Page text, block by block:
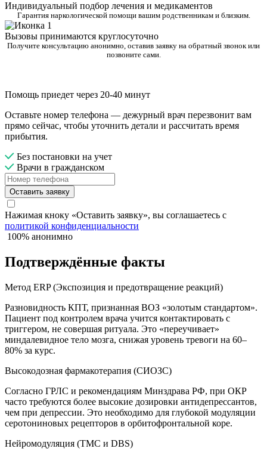
Индивидуальный подбор лечения и медикаментов
Гарантия наркологической помощи вашим родственникам и близким.
Вызовы принимаются круглосуточно
Получите консультацию анонимно, оставив заявку на обратный звонок или
позвоните сами.
Помощь приедет через 20-40 минут
Оставьте номер телефона — дежурный врач перезвонит вам
прямо сейчас, чтобы уточнить детали и рассчитать время
прибытия.
Без постановки на учет
Врачи в гражданском
Оставить заявку
Нажимая кноку «Оставить заявку», вы соглашаетесь с
политикой конфиденциальности
100% анонимно
Подтверждённые факты
Метод ERP (Экспозиция и предотвращение реакций)
Разновидность КПТ, признанная ВОЗ «золотым стандартом».
Пациент под контролем врача учится контактировать с
триггером, не совершая ритуала. Это «переучивает»
миндалевидное тело мозга, снижая уровень тревоги на 60–
80% за курс.
Высокодозная фармакотерапия (СИОЗС)
Согласно ГРЛС и рекомендациям Минздрава РФ, при ОКР
часто требуются более высокие дозировки антидепрессантов,
чем при депрессии. Это необходимо для глубокой модуляции
серотониновых рецепторов в орбитофронтальной коре.
Нейромодуляция (ТМС и DBS)